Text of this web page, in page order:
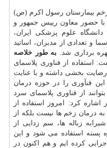
بیمارستان رسول اکرم (ص)
۱۹ مردادماه) با حضور معاون رییس جمهور و
علوم پزشکی ایران،
و تعدادی از مدیران، اساتید
برداری شد. به طور خلاصه
استفاده از فناوری پلاسمای
بخشی داشته و با عنایت
فنآوری را در حوزه درمان
از فناوری پلاسمای سرد
کرد: امروز استفاده از
درمان زخم ها نیست بلکه از
زباله ها، سم زدایی از
پسته استفاده می شود و این
کرده ایم و هم اکنون در